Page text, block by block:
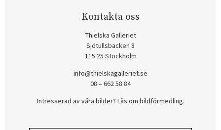
Kontakta oss
Thielska Galleriet
Sjötullsbacken 8
115 25 Stockholm
info@thielskagalleriet.se
08 – 662 58 84
Intresserad av våra bilder? Läs om bildförmedling.